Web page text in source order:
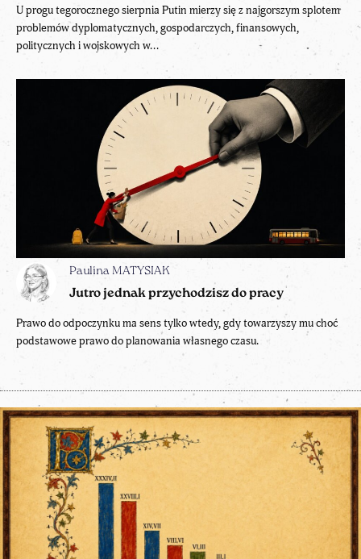
U progu tegorocznego sierpnia Putin mierzy się z najgorszym splotem
problemów dyplomatycznych, gospodarczych, finansowych,
politycznych i wojskowych w...
Paulina MATYSIAK
Jutro jednak przychodzisz do pracy
Prawo do odpoczynku ma sens tylko wtedy, gdy towarzyszy mu choć
podstawowe prawo do planowania własnego czasu.